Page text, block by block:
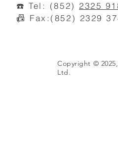
☎️ Tel: (852) 2325
📠 Fax:(852) 2329
Copyright ©
Ltd.